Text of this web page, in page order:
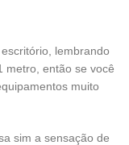
lembrando
metro, então se você
muito
sim a sensação de